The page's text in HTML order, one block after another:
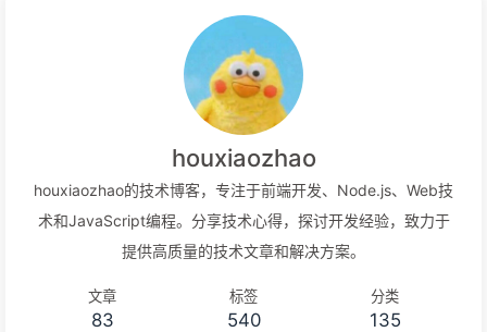
houxiaozhao
houxiaozhao的技术博客，专注于前端开发、Node.js、Web技
术和JavaScript编程。分享技术心得，探讨开发经验，致力于
提供高质量的技术文章和解决方案。
文章
83
标签
540
分类
135